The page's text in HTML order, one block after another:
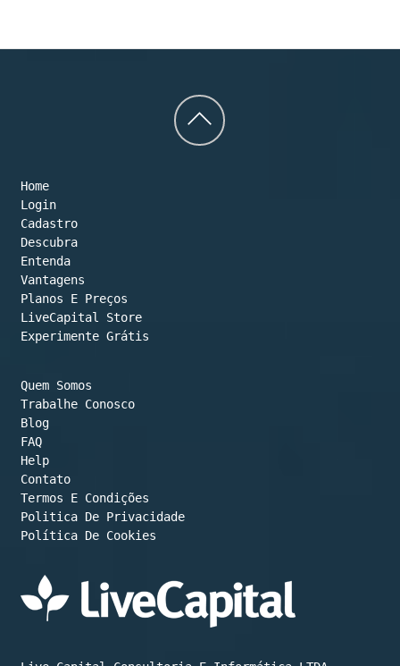
Back
Home
Login
Cadastro
Descubra
Entenda
Vantagens
Planos E Preços
LiveCapital Store
Experimente Grátis
Quem Somos
Trabalhe Conosco
Blog
FAQ
Help
Contato
Termos E Condições
Política De Cookies